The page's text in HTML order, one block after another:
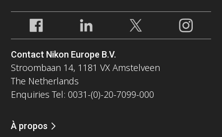
Contact Nikon Europe B.V.
Stroombaan 14, 1181 VX Amstelveen
The Netherlands
Enquiries Tel: 0031-(0)-20-7099-000
À propos